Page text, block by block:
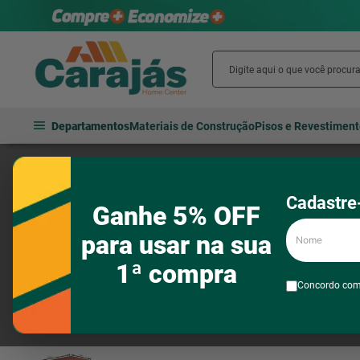
DepartamentosMateriais de ConstruçãoPisos e
Ganhe 5% OFF
para usar na sua
1ª compra
Nome
Concordo
Móveis